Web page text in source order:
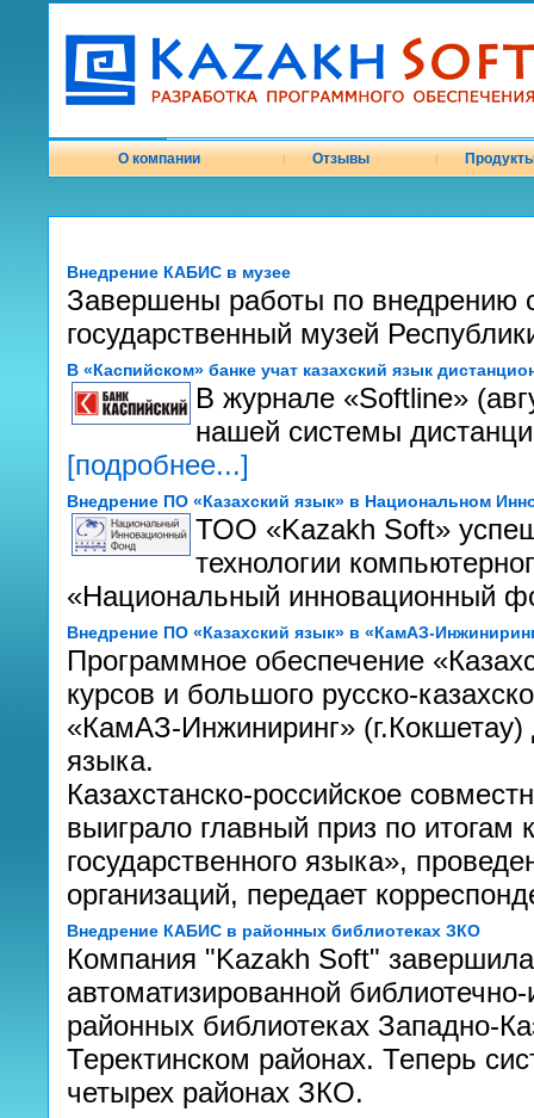
О компании Отзывы
Внедрение КАБИС в музее
Завершены работы по
государственный музей
В «Каспийском» банке учат казахский язык
В журнале «Softline»
нашей системы
[подробнее...]
Внедрение ПО «Казахский язык» в Национальном
ТОО «Kazakh Soft»
технологии
«Национальный инновационный
Внедрение ПО «Казахский язык» в «КамАЗ-
Программное обеспечение
курсов и большого русско-
«КамАЗ-Инжиниринг» (г.Кокшетау)
языка.
Казахстанско-российское
выиграло главный приз по итогам
государственного языка»,
организаций, передает
Внедрение КАБИС в районных библиотеках ЗКО
Компания "Kazakh Soft"
автоматизированной
районных библиотеках Западно-
Теректинском районах. Теперь
четырех районах ЗКО.